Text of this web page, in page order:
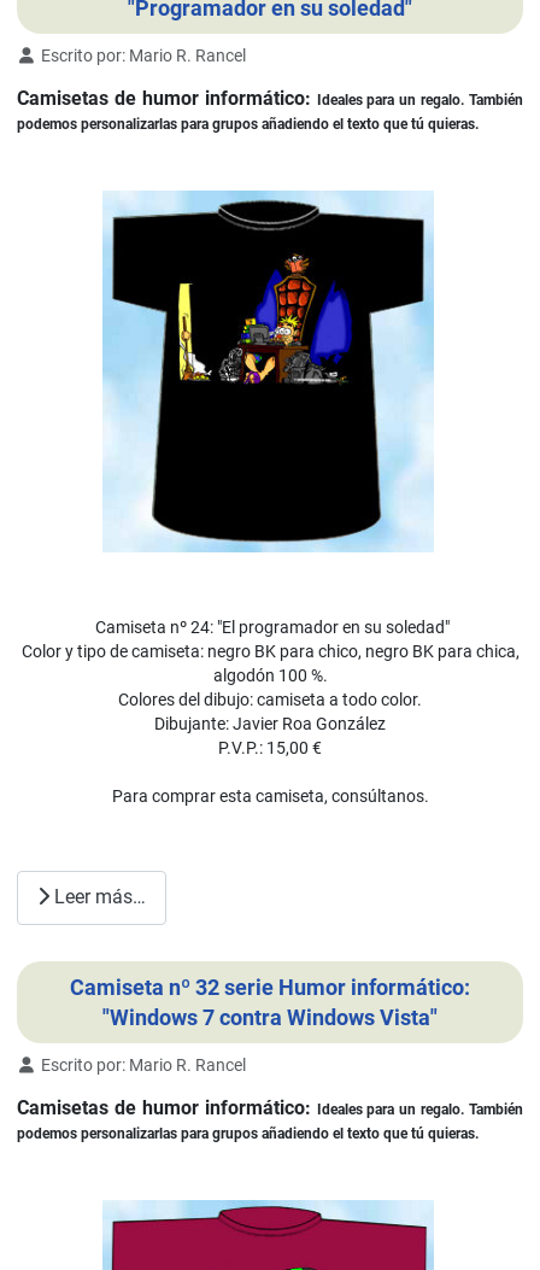
"Programador en su soledad"
Detalles
Escrito por: Mario R. Rancel
Camisetas de humor informático: Ideales para un regalo. También
podemos personalizarlas para grupos añadiendo el texto que tú quieras.
Camiseta nº 24: "El programador en su soledad"
Color y tipo de camiseta: negro BK para chico, negro BK para chica,
algodón 100 %.
Colores del dibujo: camiseta a todo color.
Dibujante: Javier Roa González
P.V.P.: 15,00 €
Para comprar esta camiseta, consúltanos.
Leer más…
Camiseta nº 32 serie Humor informático:
"Windows 7 contra Windows Vista"
Detalles
Escrito por: Mario R. Rancel
Camisetas de humor informático:
Ideales para un regalo. También
podemos personalizarlas para grupos añadiendo el texto que tú quieras.